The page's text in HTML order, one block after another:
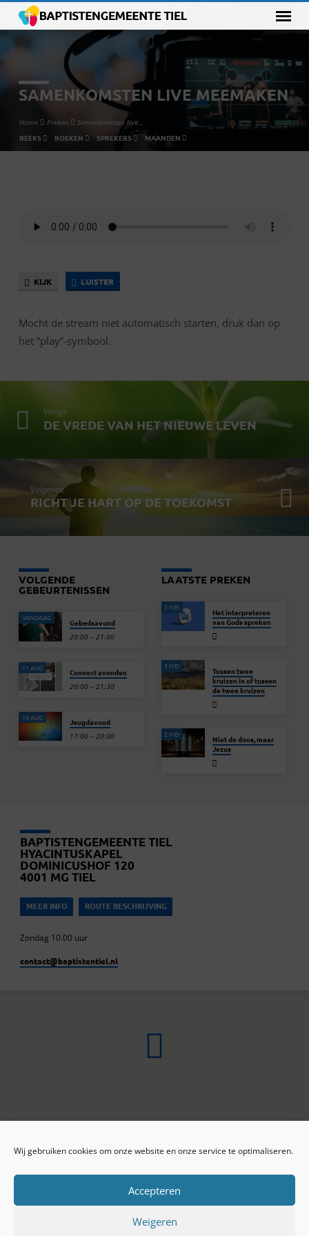
Wij gebruiken cookies om onze website en onze service te optimaliseren.
Accepteren
Weigeren
SAMENKOMSTEN LIVE MEEMAKEN
Home Preken Samenkomsten live…
REEKS BOEKEN SPREKERS MAANDEN
LIVE
KIJK LUISTER
Mocht de stream niet automatisch starten, druk dan op
het “play”-symbool.
Vorige
DE VREDE VAN HET NIEUWE LEVEN
Volgende
RICHT JE HART OP DE TOEKOMST
VOLGENDE
GEBEURTENISSEN
VANDAAG Gebedsavond
20:00 – 21:00
11 AUG Connect avonden
20:00 – 21:30
19 AUG Jeugdavond
17:00 – 20:00
LAATSTE PREKEN
3 MEI
Het interpreteren
van Gods spreken
3 MEI
Tussen twee
kruizen in of tussen
de twee kruizen
2 MEI
Niet de doos, maar
Jezus
BAPTISTENGEMEENTE TIEL
HYACINTUSKAPEL
DOMINICUSHOF 120
4001 MG TIEL
MEER INFO ROUTE BESCHRIJVING
Zondag 10.00 uur
contact​@baptistentiel.nl
ONLINE ARCHIEF
Privacy beleid